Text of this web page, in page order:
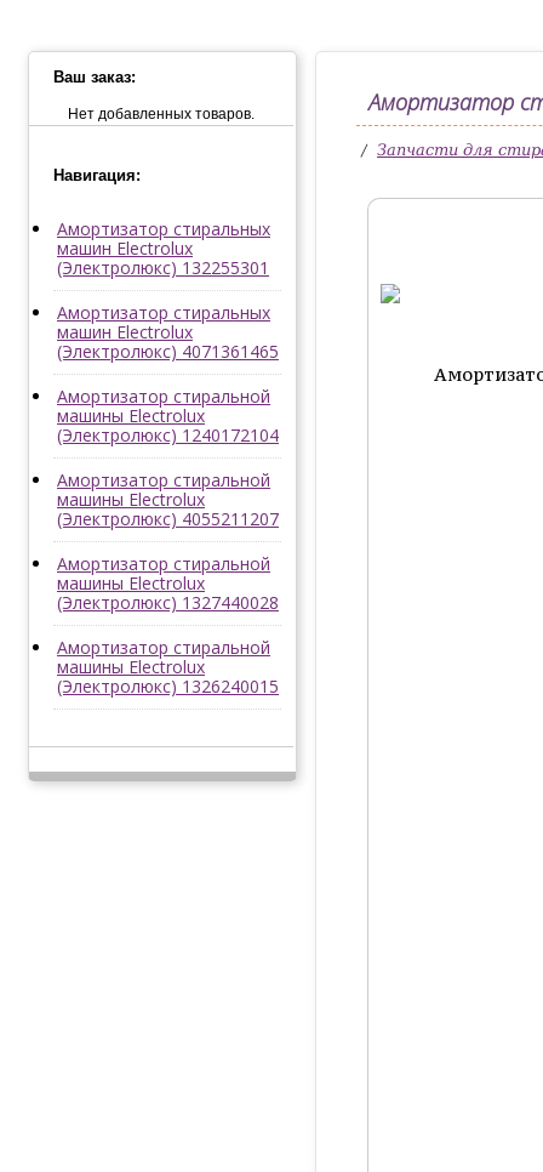
Ваш заказ:
Нет добавленных товаров.
Навигация:
Амортизатор стиральных
машин Electrolux
(Электролюкс) 132255301
Амортизатор стиральных
машин Electrolux
(Электролюкс) 4071361465
Амортизатор стиральной
машины Electrolux
(Электролюкс) 1240172104
Амортизатор стиральной
машины Electrolux
(Электролюкс) 4055211207
Амортизатор стиральной
машины Electrolux
(Электролюкс) 1327440028
Амортизатор стиральной
машины Electrolux
(Электролюкс) 1326240015
Амортизатор
/ Запчасти для